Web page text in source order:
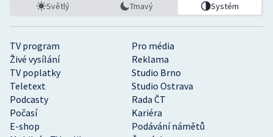
TV program
Pro média
Živé vysílání
Reklama
TV poplatky
Studio Brno
Teletext
Studio Ostrava
Podcasty
Rada ČT
Počasí
Kariéra
E-shop
Podávání námětů
Světlý Tmavý Systém